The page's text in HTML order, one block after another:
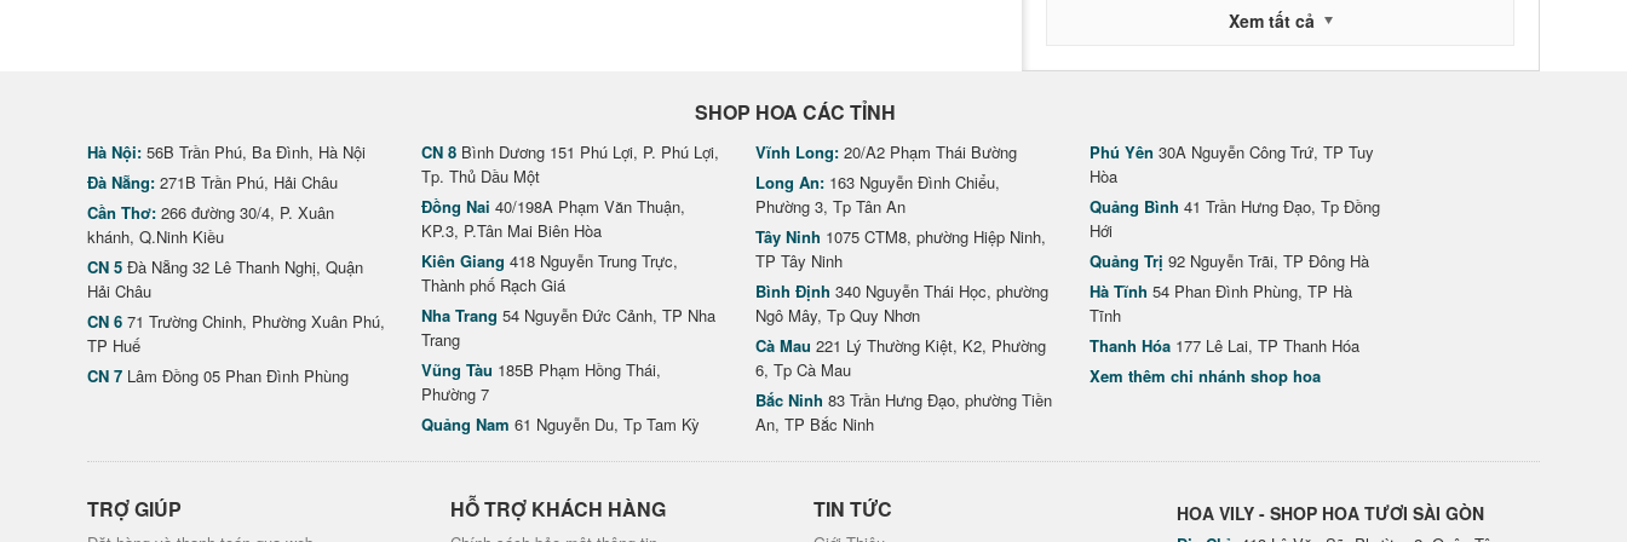
Xem tất cả
SHOP HOA CÁC TỈNH
Hà Nội: 56B Trần Phú, Ba Đình, Hà Nội
Đà Nẵng: 271B Trần Phú, Hải Châu
Cần Thơ: 266 đường 30/4, P. Xuân
khánh, Q.Ninh Kiều
CN 5 Đà Nẵng 32 Lê Thanh Nghị, Quận
Hải Châu
CN 6 71 Trường Chinh, Phường Xuân Phú,
TP Huế
CN 7 Lâm Đồng 05 Phan Đình Phùng
CN 8 Bình Dương 151 Phú Lợi, P. Phú Lợi,
Tp. Thủ Dầu Một
Đồng Nai 40/198A Phạm Văn Thuận,
KP.3, P.Tân Mai Biên Hòa
Kiên Giang 418 Nguyễn Trung Trực,
Thành phố Rạch Giá
Nha Trang 54 Nguyễn Đức Cảnh, TP Nha
Trang
Vũng Tàu 185B Phạm Hồng Thái,
Phường 7
Quảng Nam 61 Nguyễn Du, Tp Tam Kỳ
Vĩnh Long: 20/A2 Phạm Thái Bường
Long An: 163 Nguyễn Đình Chiểu,
Phường 3, Tp Tân An
Tây Ninh 1075 CTM8, phường Hiệp Ninh,
TP Tây Ninh
Bình Định 340 Nguyễn Thái Học, phường
Ngô Mây, Tp Quy Nhơn
Cà Mau 221 Lý Thường Kiệt, K2, Phường
6, Tp Cà Mau
Bắc Ninh 83 Trần Hưng Đạo, phường Tiền
An, TP Bắc Ninh
Phú Yên 30A Nguyễn Công Trứ, TP Tuy
Hòa
Quảng Bình 41 Trần Hưng Đạo, Tp Đồng
Hới
Quảng Trị 92 Nguyễn Trãi, TP Đông Hà
Hà Tĩnh 54 Phan Đình Phùng, TP Hà
Tĩnh
Thanh Hóa 177 Lê Lai, TP Thanh Hóa
Xem thêm chi nhánh shop hoa
TRỢ GIÚP HỖ TRỢ KHÁCH HÀNG TIN TỨC HOA VILY - SHOP HOA TƯƠI SÀI GÒN